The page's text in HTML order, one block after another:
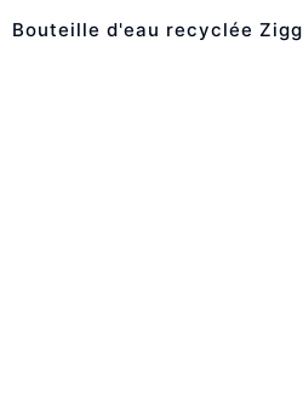
Bouteille d'eau recyclée